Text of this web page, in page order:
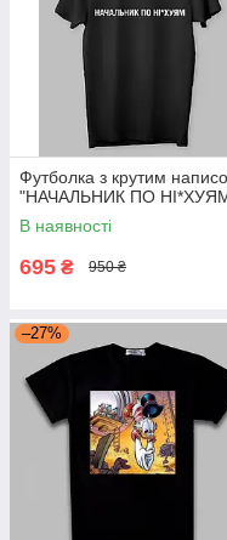
Футболка з крутим
"НАЧАЛЬНИК ПО
В наявності
695 ₴ 950 ₴
–27%